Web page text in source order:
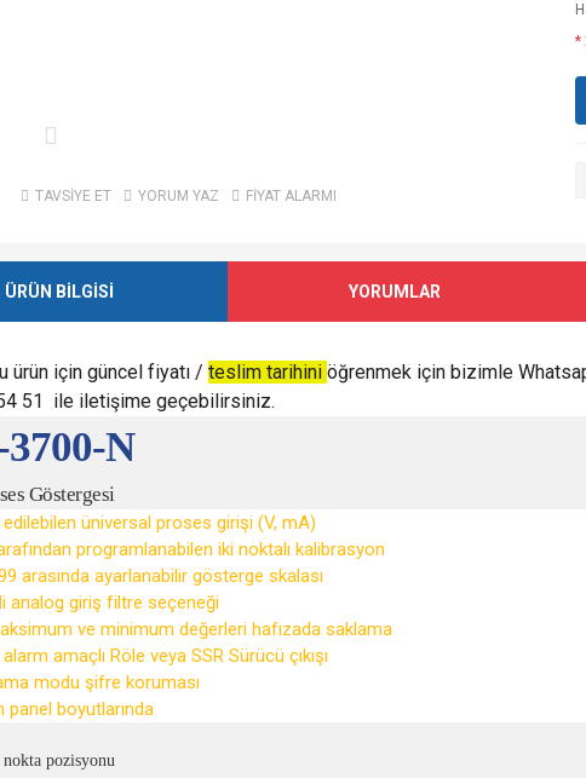
TAVSİYE ET YORUM YAZ FİYAT ALARMI
*
ÜRÜN BİLGİSİ YORUMLAR
ürün için güncel fiyatı / teslim tarihini öğrenmek için bizimle
51 ile iletişime geçebilirsiniz.
N
Göstergesi
üniversal proses girişi (V, mA)
programlanabilen iki noktalı kalibrasyon
arasında ayarlanabilir gösterge skalası
analog giriş filtre seçeneği
ve minimum değerleri hafızada saklama
amaçlı Röle veya SSR Sürücü çıkışı
modu şifre koruması
panel boyutlarında
pozisyonu